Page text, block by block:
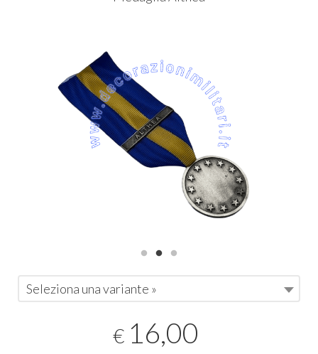
Seleziona una variante »
€ 16,00